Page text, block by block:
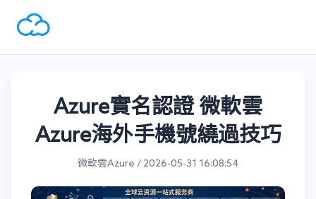
Azure實名認證 微軟雲
Azure海外手機號繞過技巧
微軟雲Azure / 2026-05-31 16:08:54